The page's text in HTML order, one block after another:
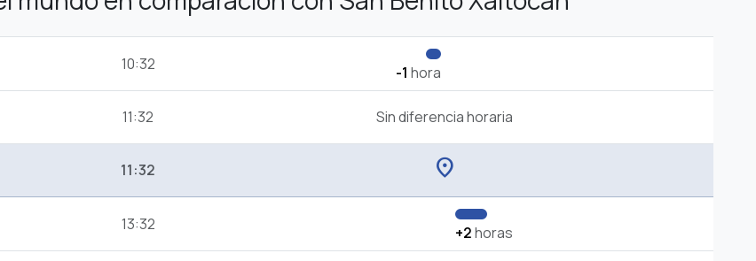
10:32 -1 hora
11:32 Sin diferencia horaria
11:32 location_on
13:32 +2horas